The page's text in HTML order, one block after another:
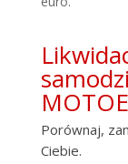
Porównaj,
Ciebie.